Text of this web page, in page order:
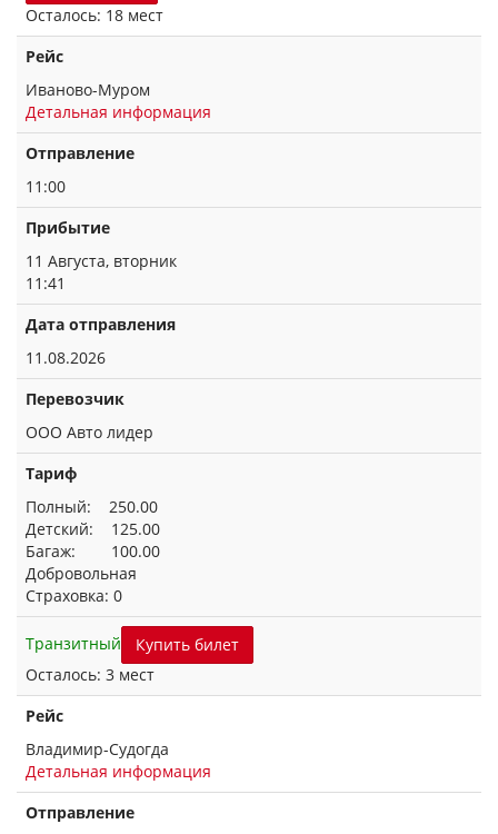
Осталось: 18 мест
Рейс
Иваново-Муром
Детальная информация
Отправление
11:00
Прибытие
11 Августа, вторник
11:41
Дата отправления
11.08.2026
Перевозчик
ООО Авто лидер
Тариф
Полный: 250.00
Детский: 125.00
Багаж: 100.00
Добровольная
Страховка: 0
Транзитный
Купить билет
Осталось: 3 мест
Рейс
Владимир-Судогда
Детальная информация
Отправление